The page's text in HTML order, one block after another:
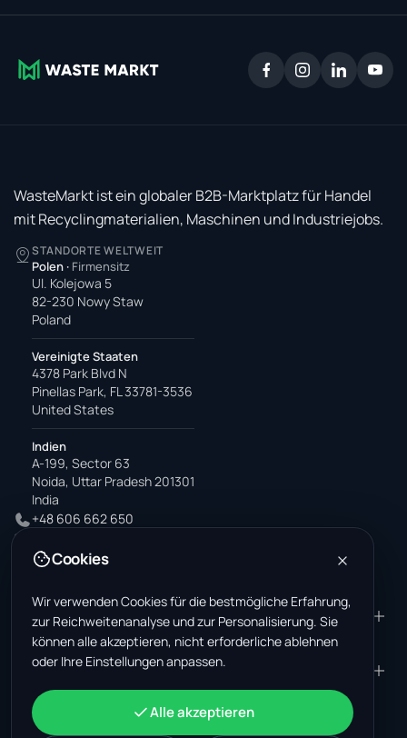
WasteMarkt ist ein globaler B2B-Marktplatz für Handel
mit Recyclingmaterialien, Maschinen und Industriejobs.
STANDORTE WELTWEIT
Polen · Firmensitz
Ul. Kolejowa 5
82-230 Nowy Staw
Poland
Vereinigte Staaten
4378 Park Blvd N
Pinellas Park, FL 33781-3536
United States
Indien
A-199, Sector 63
Noida, Uttar Pradesh 201301
India
+48 606 662 650
office@wastemarkt.com
PRODUKT
Marktplatz
Materialien — Verkauf
Materialien — Kauf
Jobs (USA)
RESOURCES
Supplier Academy
Trust & Safety
Schrottmarkt Mexiko
UNTERNEHMEN
Über uns
Support
RECHTLICHES
Datenschutz
KONTO
Anmelden
Cookies
Wir verwenden Cookies für die bestmögliche Erfahrung,
zur Reichweitenanalyse und zur Personalisierung. Sie
können alle akzeptieren, nicht erforderliche ablehnen
oder Ihre Einstellungen anpassen.
Alle akzeptieren